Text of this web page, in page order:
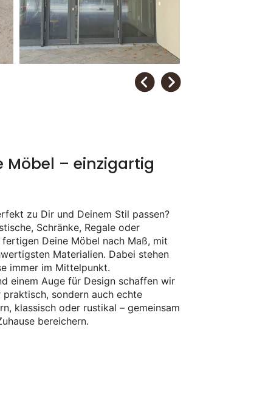
Möbel – einzigartig
zu Dir und Deinem Stil passen?
Schränke, Regale oder
Deine Möbel nach Maß, mit
Materialien. Dabei stehen
immer im Mittelpunkt.
einem Auge für Design schaffen wir
sondern auch echte
klassisch oder rustikal – gemeinsam
bereichern.